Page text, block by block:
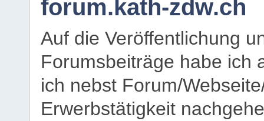
forum.kath-zdw.ch
Auf die Veröffentlichung
Forumsbeiträge habe ich
ich nebst Forum/
Erwerbstätigkeit